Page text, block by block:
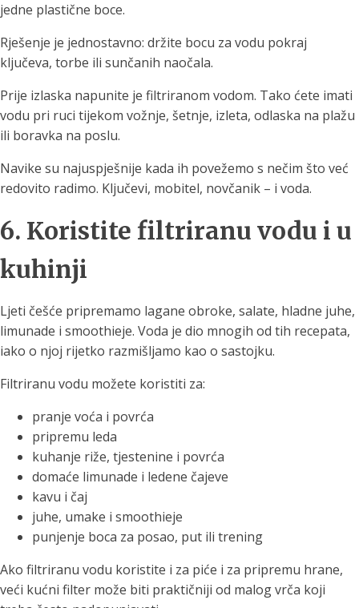
jedne plastične boce.
Rješenje je jednostavno: držite bocu za vodu pokraj
ključeva, torbe ili sunčanih naočala.
Prije izlaska napunite je filtriranom vodom. Tako ćete imati
vodu pri ruci tijekom vožnje, šetnje, izleta, odlaska na plažu
ili boravka na poslu.
Navike su najuspješnije kada ih povežemo s nečim što već
redovito radimo. Ključevi, mobitel, novčanik – i voda.
6. Koristite filtriranu vodu i u
kuhinji
Ljeti češće pripremamo lagane obroke, salate, hladne juhe,
limunade i smoothieje. Voda je dio mnogih od tih recepata,
iako o njoj rijetko razmišljamo kao o sastojku.
Filtriranu vodu možete koristiti za:
pranje voća i povrća
pripremu leda
kuhanje riže, tjestenine i povrća
domaće limunade i ledene čajeve
kavu i čaj
juhe, umake i smoothieje
punjenje boca za posao, put ili trening
Ako filtriranu vodu koristite i za piće i za pripremu hrane,
veći kućni filter može biti praktičniji od malog vrča koji